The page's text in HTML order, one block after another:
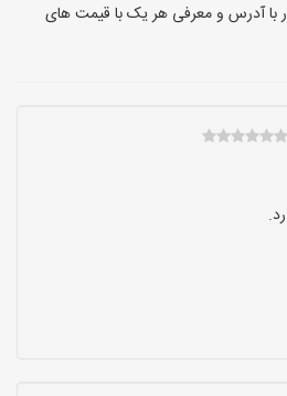
با آدرس و معرفی هر یک با قیمت های